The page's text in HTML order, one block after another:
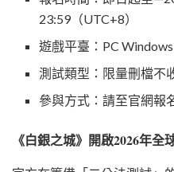
23:59（UTC+8）
遊戲平臺：PC Windows
測試類型：限量刪檔不
參與方式：請至官網報
《白銀之城》開啟2026年全